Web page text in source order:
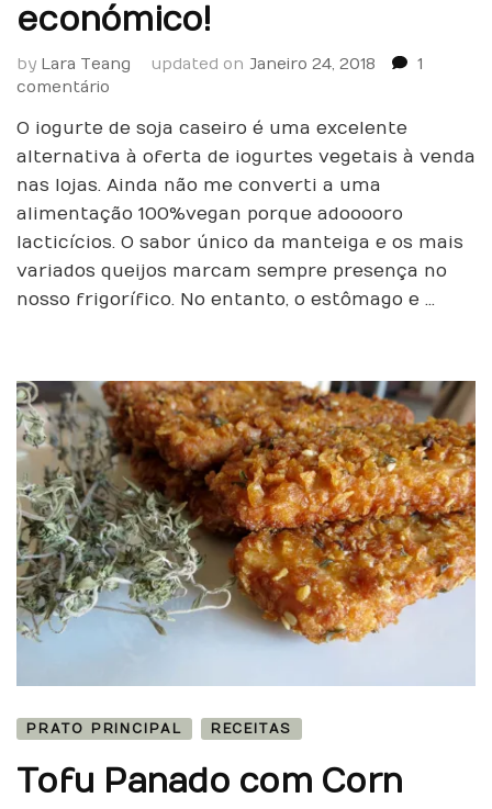
económico!
by Lara Teang updated on Janeiro 24, 2018
1
comentário
de
Soja
caseiro
fácil
e
muito
mais
O iogurte de soja caseiro é uma excelente
alternativa à oferta de iogurtes vegetais à venda
nas lojas. Ainda não me converti a uma
alimentação 100%vegan porque adooooro
lacticícios. O sabor único da manteiga e os mais
variados queijos marcam sempre presença no
nosso frigorífico. No entanto, o estômago e …
PRATO PRINCIPAL RECEITAS
Tofu Panado com Corn